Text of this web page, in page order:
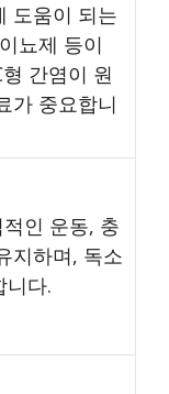
도움이 되는
뇨제 등이
간염이 원
가 중요합니
인 운동, 충
지하며, 독소
니다.